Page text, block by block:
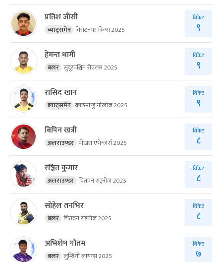
प्रतिश जीसी
ब्याट्समेन विराटनगर किंग्स 2025
विकेट
९
हेमन्त धामी
बलर सुदूरपश्चिम रोएल्स 2025
विकेट
९
रासिद खान
ब्याट्समेन काठमान्डु गोर्खाज 2025
विकेट
९
बिपिन खत्री
अलराउण्डर पोखरा एभेन्जर्स 2025
विकेट
८
रञ्जित कुमार
अलराउण्डर चितवन राइनोज 2025
विकेट
८
सोहेल तनभिर
बलर चितवन राइनोज 2025
विकेट
८
अभिशेष गौतम
बलर लुम्बिनी लायन्स 2025
विकेट
७